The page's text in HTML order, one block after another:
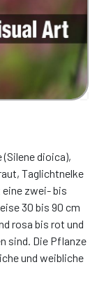
dioica),
Taglichtnelke
zwei- bis
30 bis 90 cm
rosa bis rot und
sind. Die Pflanze
und weibliche